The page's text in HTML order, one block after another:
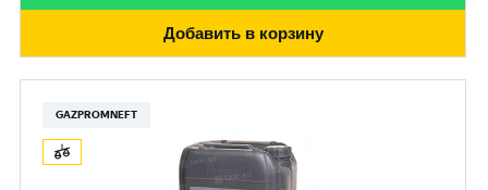
Добавить в корзину
GAZPROMNEFT